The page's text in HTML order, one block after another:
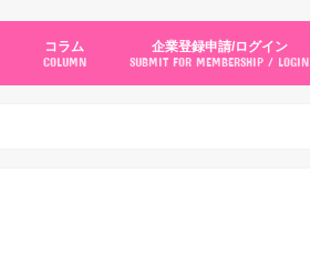
コラム
COLUMN
企業登録申請/ログイン
SUBMIT FOR MEMBERSHIP / LOGIN